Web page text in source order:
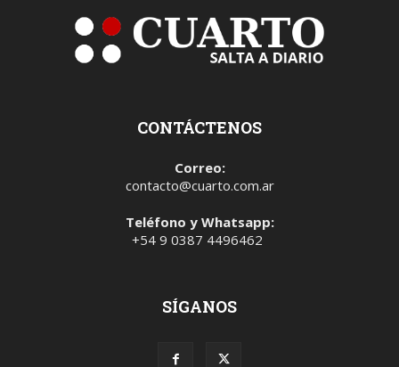
CONTÁCTENOS
Correo:
contacto@cuarto.com.ar
Teléfono y Whatsapp:
+54 9 0387 4496462
SÍGANOS